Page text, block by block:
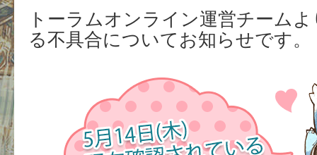
トーラムオンライン運営チーム
る不具合についてお知らせです。